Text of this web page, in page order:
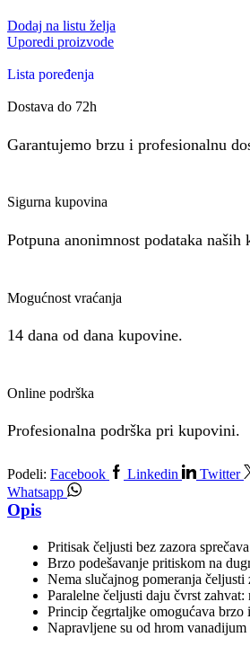
Dodaj na listu želja
Uporedi proizvode
Lista poređenja
Dostava do 72h
Garantujemo brzu i profesionalnu
Sigurna kupovina
Potpuna anonimnost podataka naših
Mogućnost vraćanja
14 dana od dana kupovine.
Online podrška
Profesionalna podrška pri kupovini.
Podeli: Facebook Linkedin
Twitter
Whatsapp
Opis
Pritisak čeljusti bez zazora
Brzo podešavanje pritiskom na
Nema slučajnog pomeranja
Paralelne čeljusti daju čvrst
Princip čegrtaljke omogućava brzo
Napravljene su od hrom